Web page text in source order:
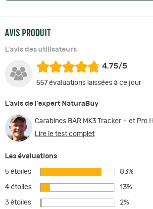
AVIS PRODUIT
L'avis des utilisateurs
4.75/5
557 évaluations laissées à ce jour
L'avis de l'expert NaturaBuy
Carabines BAR MK3 Tracker + et Pro
Lire le test complet
Les évaluations
5 étoiles 83%
4 étoiles 13%
3 étoiles 2%